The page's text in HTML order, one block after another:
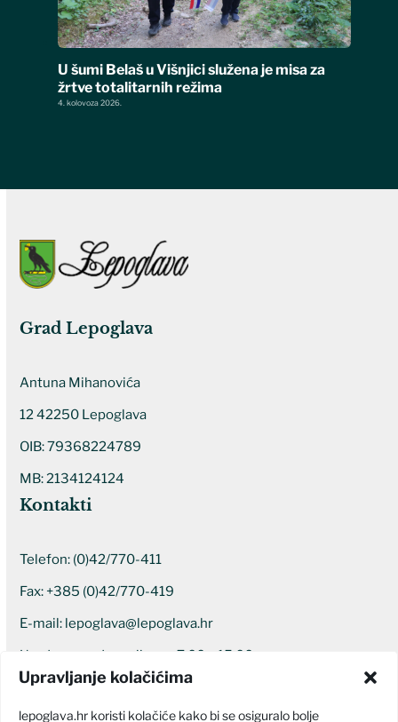
Upravljanje kolačićima
lepoglava.hr koristi kolačiće kako bi se osiguralo bolje
U šumi Belaš u Višnjici služena je misa za
žrtve totalitarnih režima
4. kolovoza 2026.
Grad Lepoglava
Antuna Mihanovića
12 42250 Lepoglava
OIB: 79368224789
MB: 2134124124
Kontakti
Telefon: (0)42/770-411
Fax: +385 (0)42/770-419
E-mail: lepoglava@lepoglava.hr
Uredovno radno vrijeme: 7:00 – 15:00
Ostali kontakti